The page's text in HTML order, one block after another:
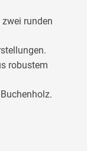
runden
robustem